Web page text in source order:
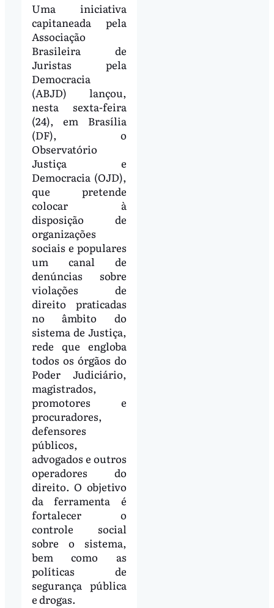
Uma iniciativa
capitaneada pela
Associação
Brasileira de
Juristas pela
Democracia
(ABJD) lançou,
nesta sexta-feira
(24), em Brasília
(DF), o
Observatório
Justiça e
Democracia (OJD),
que pretende
colocar à
disposição de
organizações
sociais e populares
um canal de
denúncias sobre
violações de
direito praticadas
no âmbito do
sistema de Justiça,
rede que engloba
todos os órgãos do
Poder Judiciário,
magistrados,
promotores e
procuradores,
defensores
públicos,
advogados e outros
operadores do
direito. O objetivo
da ferramenta é
fortalecer o
controle social
sobre o sistema,
bem como as
políticas de
segurança pública
e drogas.